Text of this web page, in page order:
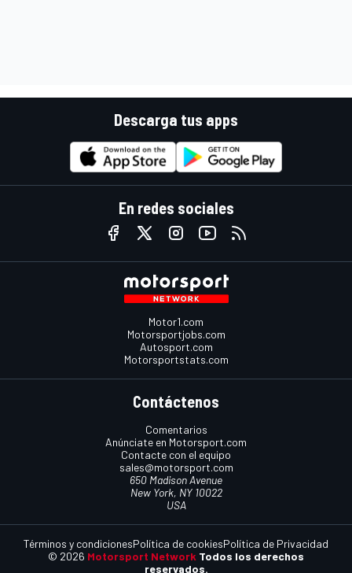
Descarga tus apps
En redes sociales
Motor1.com
Motorsportjobs.com
Autosport.com
Motorsportstats.com
Contáctenos
Comentarios
Anúnciate en Motorsport.com
Contacte con el equipo
sales@motorsport.com
650 Madison Avenue
New York, NY 10022
USA
© 2026 Motorsport Network Todos los derechos
reservados.
Términos y condicionesPolítica de cookiesPolítica de Privacidad